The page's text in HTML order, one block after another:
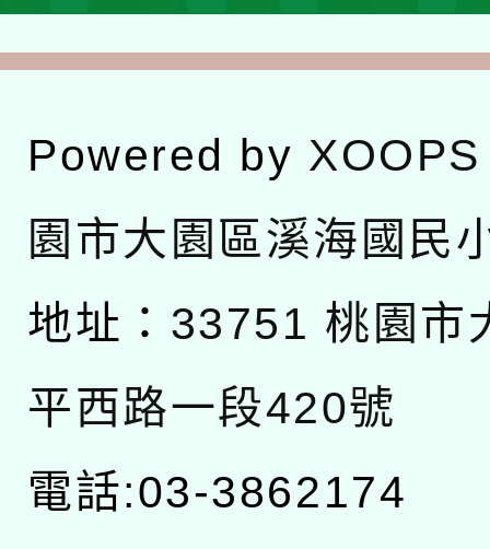
Powered by XOOPS
園市大園區溪海國民
地址： 33751 桃園市
平西路一段420號
電話:03-3862174